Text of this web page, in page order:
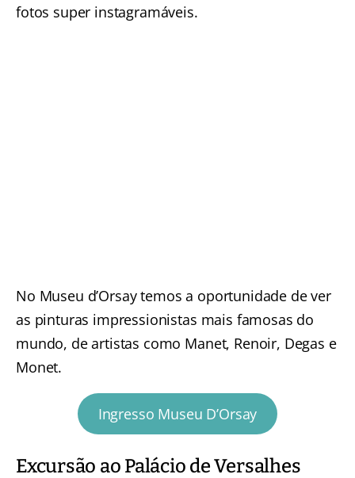
fotos super instagramáveis.
No Museu d’Orsay temos a oportunidade de ver
as pinturas impressionistas mais famosas do
mundo, de artistas como Manet, Renoir, Degas e
Monet.
Ingresso Museu D’Orsay
Excursão ao Palácio de Versalhes